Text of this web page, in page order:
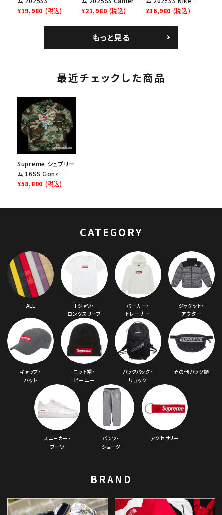
Homerun Tee ホー
¥19,980 (税込)
Bag + Mini Pouch
¥21,980 (税込)
Leather Shoulder
¥36,980 (税込)
もっと見る
最近チェックした商品
Supreme シュプリー
ム 16SS Gonz
Butterfly BDU
¥58,800 (税込)
CATEGORY
ALL
Tシャツ・
ロングスリーブ
パーカー・
トレーナー
ジャケット・
アウター
キャップ・
ハット
ニット帽・
ビーニー
バックパック・
リュック
その他バッグ類
スニーカー・
ブーツ
パンツ・
ショーツ
アクセサリー
BRAND